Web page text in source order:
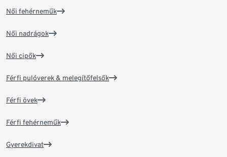
Női fehérneműk
Női nadrágok
Női cipők
Férfi pulóverek & melegítőfelsők
Férfi övek
Férfi fehérneműk
Gyerekdivat